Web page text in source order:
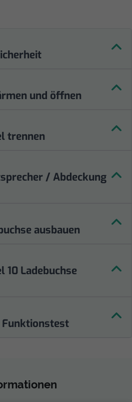
und öffnen
trennen
/ Abdeckung
ausbauen
10 Ladebuchse
Funktionstest